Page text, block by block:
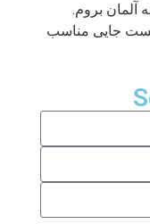
آلمان بروم.
جایی مناسب